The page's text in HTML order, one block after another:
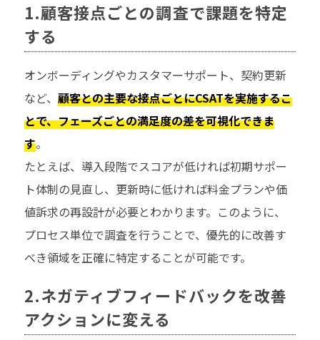
1.顧客接点ごとの調査で課題を特定
する
オンボーディングやカスタマーサポート、契約更新
など、 顧客との主要な接点ごとにCSATを実施するこ
とで、フェーズごとの満足度の差を可視化できま
す。
たとえば、導入段階でスコアが低ければ初期サポー
ト体制の見直し、更新時に低ければ料金プランや価
値訴求の再設計が必要とわかります。このように、
プロセス単位で調査を行うことで、優先的に改善す
べき領域を正確に特定することが可能です。
2.ネガティブフィードバックを改善
アクションに変える